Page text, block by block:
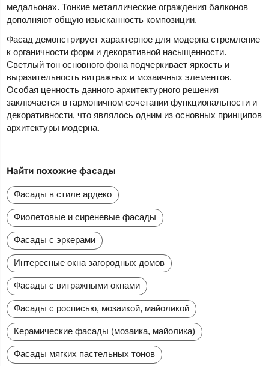
медальонах. Тонкие металлические ограждения балконов
дополняют общую изысканность композиции.
Фасад демонстрирует характерное для модерна стремление
к органичности форм и декоративной насыщенности.
Светлый тон основного фона подчеркивает яркость и
выразительность витражных и мозаичных элементов.
Особая ценность данного архитектурного решения
заключается в гармоничном сочетании функциональности и
декоративности, что являлось одним из основных принципов
архитектуры модерна.
Найти похожие фасады
Фасады в стиле ардеко
Фиолетовые и сиреневые фасады
Фасады с эркерами
Интересные окна загородных домов
Фасады с витражными окнами
Фасады с росписью, мозаикой, майоликой
Керамические фасады (мозаика, майолика)
Фасады мягких пастельных тонов